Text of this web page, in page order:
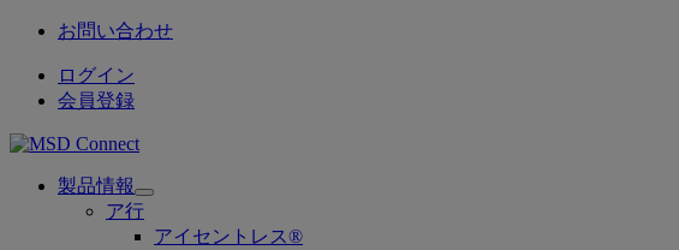
お問い合わせ
ログイン
会員登録
製品情報
Open
submenu
ア行
アイセントレス®